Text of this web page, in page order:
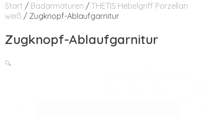
Start / Badarmaturen / THETIS Hebelgriff Porzellan
weiß / Zugknopf-Ablaufgarnitur
Zugknopf-Ablaufgarnitur
🔍